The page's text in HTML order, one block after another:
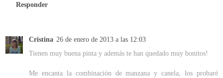
Responder
Cristina 26 de enero de 2013 a las 12:03
Tienen muy buena pinta y además te han quedado muy bonitos!
Me encanta la combinación de manzana y canela, los probaré